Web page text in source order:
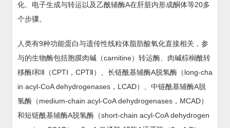
化、电子生成与转运以及乙酰辅酶A在肝脏内形成酮体等20多
个步骤。
人类有9种功能蛋白与遗传性线粒体脂肪酸氧化直接相关，参
与的生物酶包括胞膜肉碱（carnitine）转运酶、肉碱棕榈酰转
移酶Ⅰ和Ⅱ（CPTⅠ，CPTⅡ）、长链酰基辅酶A脱氢酶（long-cha
in acyl-CoA dehydrogenases，LCAD）、中链酰基辅酶A脱
氢酶（medium-chain acyl-CoA dehydrogenases，MCAD）
和短链酰基辅酶A脱氢酶（short-chain acyl-CoA dehydrogen